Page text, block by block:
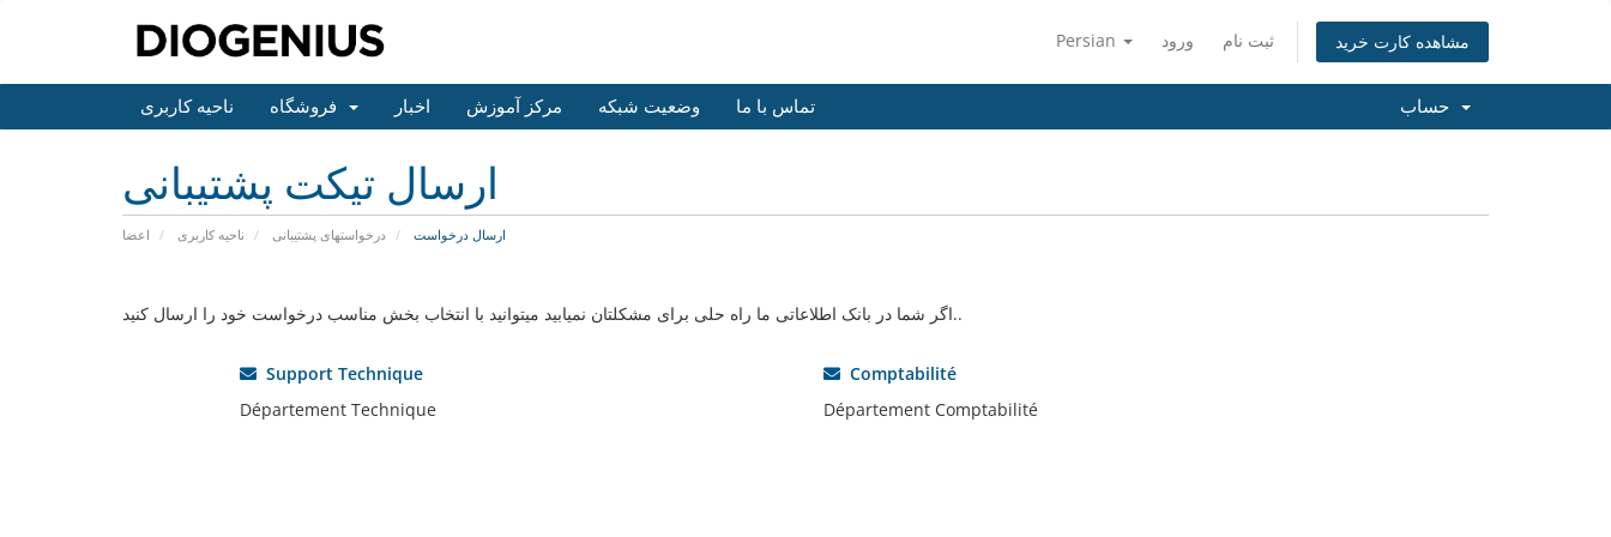
Persian ورود ثبت نام مشاهده کارت خرید
ناحیه کاربری اخبار مرکز آموزش وضعیت شبکه تماس با ما
ارسال تیکت پشتیبانی
اعضا ناحیه کاربری درخواستهای پشتیبانی ارسال درخواست
اگر شما در بانک اطلاعاتی ما راه حلی برای مشکلتان نمیابید میتوانید با انتخاب بخش مناسب درخواست خود را ارسال کنید..
Support Technique
Département Technique
Comptabilité
Département Comptabilité